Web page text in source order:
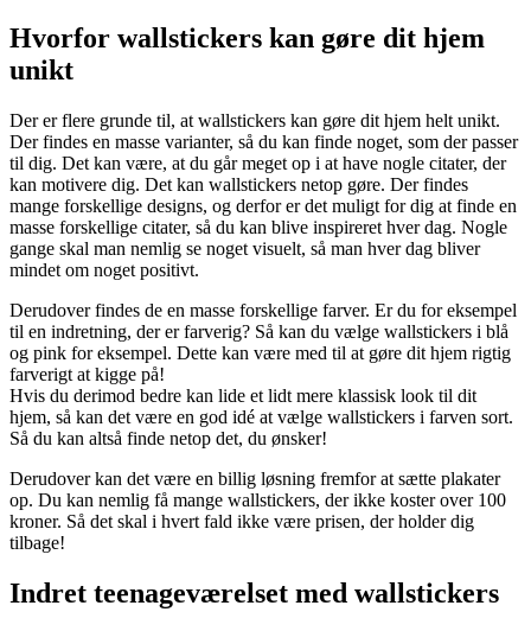
Hvorfor wallstickers kan gøre dit hjem
unikt
Der er flere grunde til, at wallstickers kan gøre dit hjem helt unikt.
Der findes en masse varianter, så du kan finde noget, som der passer
til dig. Det kan være, at du går meget op i at have nogle citater, der
kan motivere dig. Det kan wallstickers netop gøre. Der findes
mange forskellige designs, og derfor er det muligt for dig at finde en
masse forskellige citater, så du kan blive inspireret hver dag. Nogle
gange skal man nemlig se noget visuelt, så man hver dag bliver
mindet om noget positivt.
Derudover findes de en masse forskellige farver. Er du for eksempel
til en indretning, der er farverig? Så kan du vælge wallstickers i blå
og pink for eksempel. Dette kan være med til at gøre dit hjem rigtig
farverigt at kigge på!
Hvis du derimod bedre kan lide et lidt mere klassisk look til dit
hjem, så kan det være en god idé at vælge wallstickers i farven sort.
Så du kan altså finde netop det, du ønsker!
Derudover kan det være en billig løsning fremfor at sætte plakater
op. Du kan nemlig få mange wallstickers, der ikke koster over 100
kroner. Så det skal i hvert fald ikke være prisen, der holder dig
tilbage!
Indret teenageværelset med wallstickers